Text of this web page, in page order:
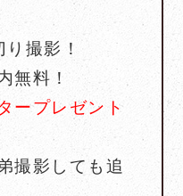
撮影！
無料！
ープレゼント
撮影しても追